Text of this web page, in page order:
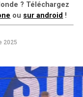
? Téléchargez
ou sur android !
2025